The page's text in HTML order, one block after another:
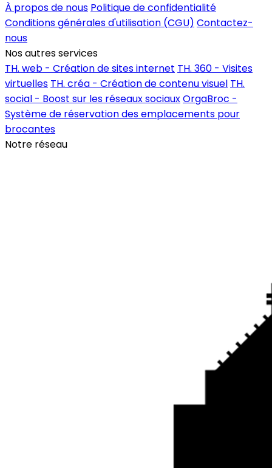
À propos de nous Politique de confidentialité
Conditions générales d'utilisation (CGU) Contactez-
nous
Nos autres services
TH. web - Création de sites internet TH. 360 - Visites
virtuelles TH. créa - Création de contenu visuel TH.
social - Boost sur les réseaux sociauxOrgaBroc -
Système de réservation des emplacements pour
brocantes
Notre réseau